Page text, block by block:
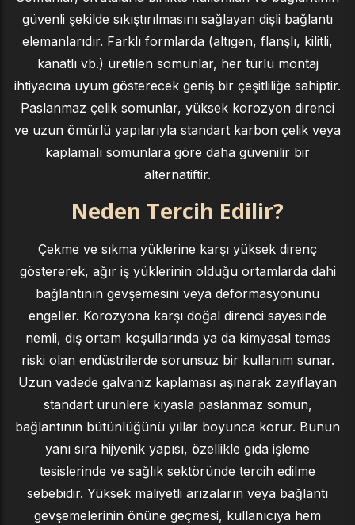
güvenli şekilde sıkıştırılmasını sağlayan dişli bağlantı
elemanlarıdır. Farklı formlarda (altıgen, flanşlı, kilitli,
kanatlı vb.) üretilen somunlar, her türlü montaj
ihtiyacına uyum gösterecek geniş bir çeşitliliğe sahiptir.
Paslanmaz çelik somunlar, yüksek korozyon direnci
ve uzun ömürlü yapılarıyla standart karbon çelik veya
kaplamalı somunlara göre daha güvenilir bir
alternatiftir.
Neden Tercih Edilir?
Çekme ve sıkma yüklerine karşı yüksek direnç
göstererek, ağır iş yüklerinin olduğu ortamlarda dahi
bağlantının gevşemesini veya deformasyonunu
engeller. Korozyona karşı doğal direnci sayesinde
nemli, dış ortam koşullarında ya da kimyasal temas
riski olan endüstrilerde sorunsuz bir kullanım sunar.
Uzun vadede galvaniz kaplaması aşınarak zayıflayan
standart ürünlere kıyasla paslanmaz somun,
bağlantının bütünlüğünü yıllar boyunca korur. Bunun
yanı sıra hijyenik yapısı, özellikle gıda işleme
tesislerinde ve sağlık sektöründe tercih edilme
sebebidir. Yüksek maliyetli arızaların veya bağlantı
gevşemelerinin önüne geçmesi, kullanıcıya hem